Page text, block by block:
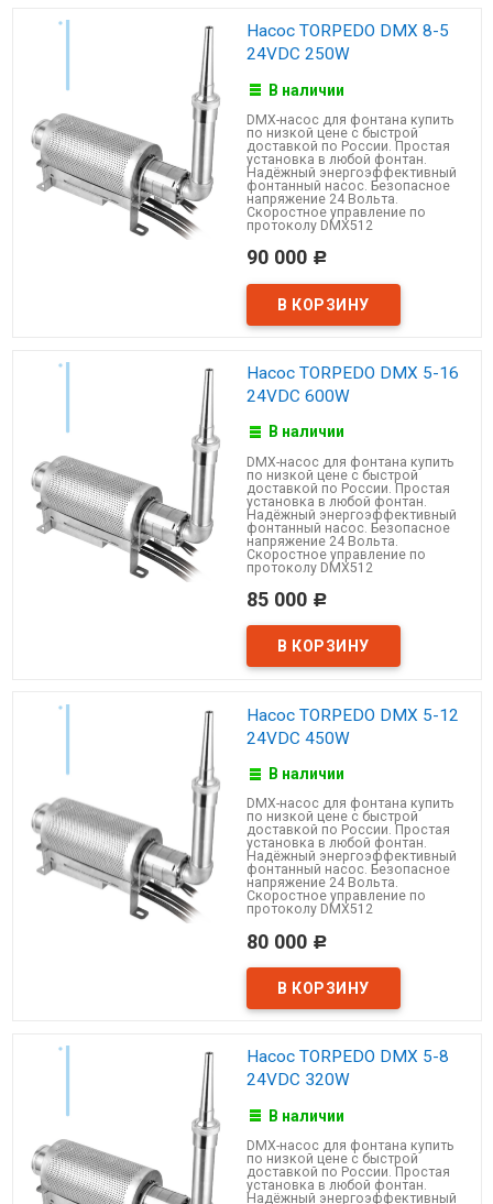
Насос TORPEDO DMX 8-5
24VDC 250W
В наличии
DMX-насос для фонтана купить
по низкой цене с быстрой
доставкой по России. Простая
установка в любой фонтан.
Надёжный энергоэффективный
фонтанный насос. Безопасное
напряжение 24 Вольта.
Скоростное управление по
протоколу DMX512
90 000 Р
Насос TORPEDO DMX 5-16
24VDC 600W
В наличии
DMX-насос для фонтана купить
по низкой цене с быстрой
доставкой по России. Простая
установка в любой фонтан.
Надёжный энергоэффективный
фонтанный насос. Безопасное
напряжение 24 Вольта.
Скоростное управление по
протоколу DMX512
85 000 Р
Насос TORPEDO DMX 5-12
24VDC 450W
В наличии
DMX-насос для фонтана купить
по низкой цене с быстрой
доставкой по России. Простая
установка в любой фонтан.
Надёжный энергоэффективный
фонтанный насос. Безопасное
напряжение 24 Вольта.
Скоростное управление по
протоколу DMX512
80 000 Р
Насос TORPEDO DMX 5-8
24VDC 320W
В наличии
DMX-насос для фонтана купить
по низкой цене с быстрой
доставкой по России. Простая
установка в любой фонтан.
Надёжный энергоэффективный